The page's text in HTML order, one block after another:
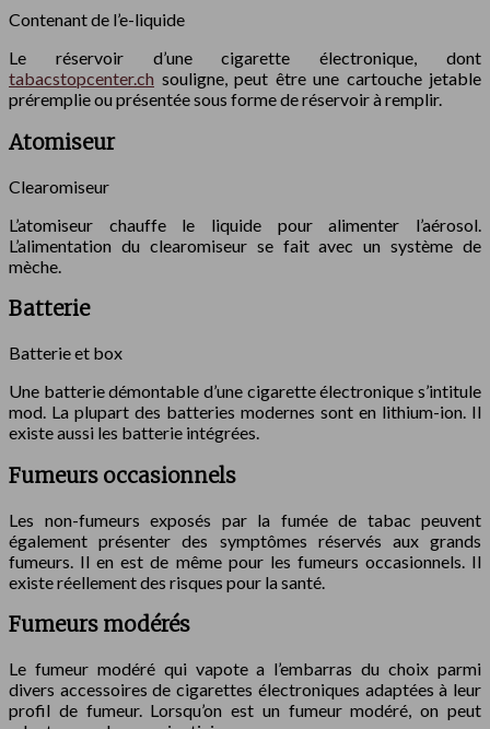
Contenant de l’e-liquide
Le réservoir d’une cigarette électronique, dont
tabacstopcenter.ch souligne, peut être une cartouche jetable
préremplie ou présentée sous forme de réservoir à remplir.
Atomiseur
Clearomiseur
L’atomiseur chauffe le liquide pour alimenter l’aérosol.
L’alimentation du clearomiseur se fait avec un système de
mèche.
Batterie
Batterie et box
Une batterie démontable d’une cigarette électronique s’intitule
mod. La plupart des batteries modernes sont en lithium-ion. Il
existe aussi les batterie intégrées.
Fumeurs occasionnels
Les non-fumeurs exposés par la fumée de tabac peuvent
également présenter des symptômes réservés aux grands
fumeurs. Il en est de même pour les fumeurs occasionnels. Il
existe réellement des risques pour la santé.
Fumeurs modérés
Le fumeur modéré qui vapote a l’embarras du choix parmi
divers accessoires de cigarettes électroniques adaptées à leur
profil de fumeur. Lorsqu’on est un fumeur modéré, on peut